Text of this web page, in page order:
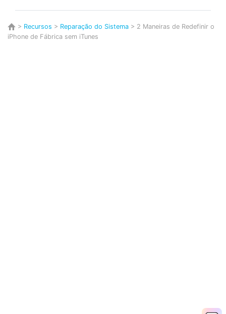
> Recursos > Reparação do Sistema > 2 Maneiras de Redefinir o
iPhone de Fábrica sem iTunes